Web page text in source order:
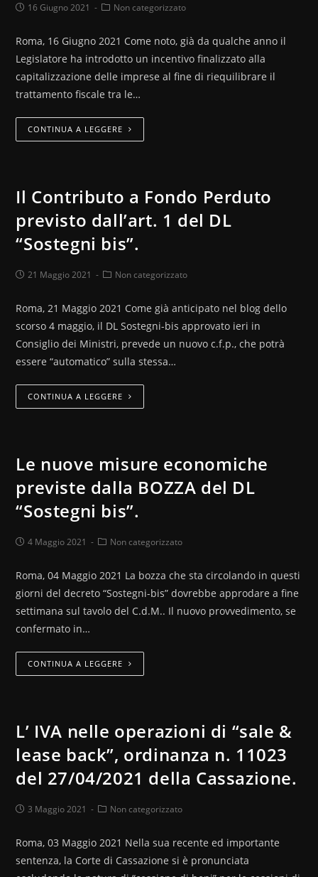
16 Giugno 2021 Non categorizzato
Roma, 16 Giugno 2021 Come noto, già da qualche anno il
Legislatore ha introdotto un incentivo finalizzato alla
capitalizzazione delle imprese al fine di riequilibrare il
trattamento fiscale tra le…
CONTINUA A LEGGERE
Il Contributo a Fondo Perduto
previsto dall’art. 1 del DL
“Sostegni bis”.
21 Maggio 2021 Non categorizzato
Roma, 21 Maggio 2021 Come già anticipato nel blog dello
scorso 4 maggio, il DL Sostegni-bis approvato ieri in
Consiglio dei Ministri, prevede un nuovo c.f.p., che potrà
essere “automatico” sulla stessa…
CONTINUA A LEGGERE
Le nuove misure economiche
previste dalla BOZZA del DL
“Sostegni bis”.
4 Maggio 2021 Non categorizzato
Roma, 04 Maggio 2021 La bozza che sta circolando in questi
giorni del decreto “Sostegni-bis” dovrebbe approdare a fine
settimana sul tavolo del C.d.M.. Il nuovo provvedimento, se
confermato in…
CONTINUA A LEGGERE
L’ IVA nelle operazioni di “sale &
lease back”, ordinanza n. 11023
del 27/04/2021 della Cassazione.
3 Maggio 2021 Non categorizzato
Roma, 03 Maggio 2021 Nella sua recente ed importante
sentenza, la Corte di Cassazione si è pronunciata